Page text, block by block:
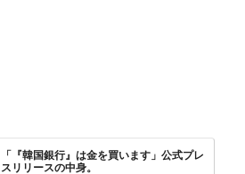
「『韓国銀行』は金を買います」公式プレ
スリリースの中身。